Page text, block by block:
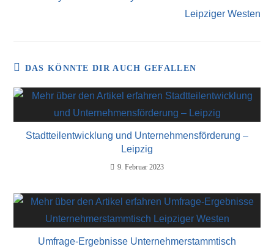
Leipziger Westen
DAS KÖNNTE DIR AUCH GEFALLEN
Stadtteilentwicklung und Unternehmensförderung –
Leipzig
9. Februar 2023
Umfrage-Ergebnisse Unternehmerstammtisch